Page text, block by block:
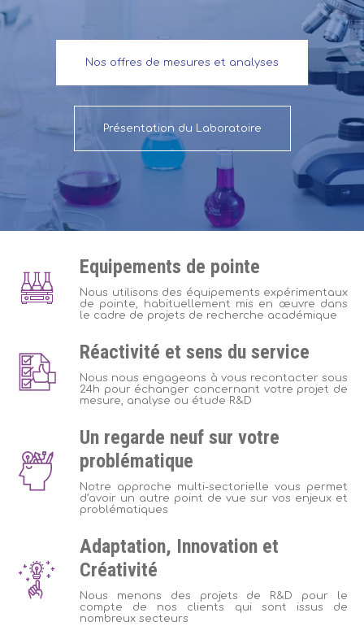
Nos offres de mesures et analyses
Présentation du Laboratoire
Equipements de pointe
Nous utilisons des équipements expérimentaux
de pointe, habituellement mis en œuvre dans
le cadre de projets de recherche académique
Réactivité et sens du service
Nous nous engageons à vous recontacter sous
24h pour échanger concernant votre projet de
mesure, analyse ou étude R&D
Un regarde neuf sur votre
problématique
Notre approche multi-sectorielle vous permet
d’avoir un autre point de vue sur vos enjeux et
problématiques
Adaptation, Innovation et
Créativité
Nous menons des projets de R&D pour le
compte de nos clients qui sont issus de
nombreux secteurs